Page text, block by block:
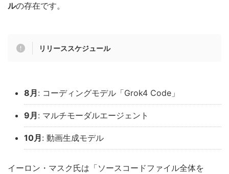
ルの存在です。
リリーススケジュール
8月 : コーディングモデル「Grok4 Code」
9月 : マルチモーダルエージェント
10月 : 動画生成モデル
イーロン・マスク氏は「ソースコードファイル全体を